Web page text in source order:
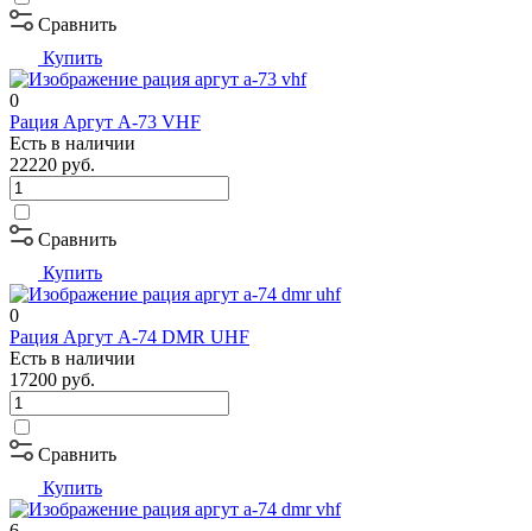
Сравнить
Купить
0
Рация Аргут А-73 VHF
Есть в наличии
22220 руб.
Сравнить
Купить
0
Рация Аргут А-74 DMR UHF
Есть в наличии
17200 руб.
Сравнить
Купить